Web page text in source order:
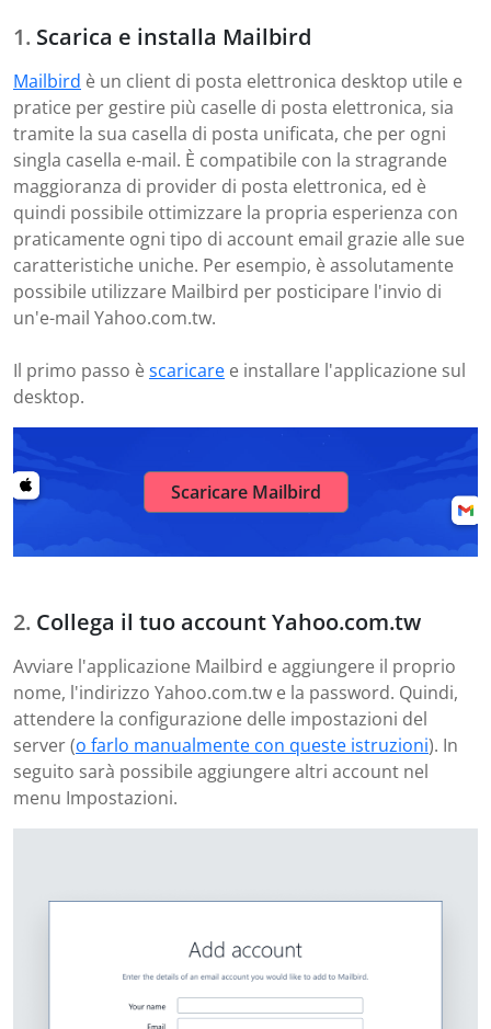
Scarica e installa Mailbird
Mailbird è un client di posta elettronica desktop utile e
pratice per gestire più caselle di posta elettronica, sia
tramite la sua casella di posta unificata, che per ogni
singla casella e-mail. È compatibile con la stragrande
maggioranza di provider di posta elettronica, ed è
quindi possibile ottimizzare la propria esperienza con
praticamente ogni tipo di account email grazie alle sue
caratteristiche uniche. Per esempio, è assolutamente
possibile utilizzare Mailbird per posticipare l'invio di
un'e-mail Yahoo.com.tw.
Il primo passo èscaricare e installare l'applicazione sul
desktop.
Scaricare Mailbird
Collega il tuo account Yahoo.com.tw
Avviare l'applicazione Mailbird e aggiungere il proprio
nome, l'indirizzo Yahoo.com.tw e la password. Quindi,
attendere la configurazione delle impostazioni del
server (o farlo manualmente con queste istruzioni). In
seguito sarà possibile aggiungere altri account nel
menu Impostazioni.